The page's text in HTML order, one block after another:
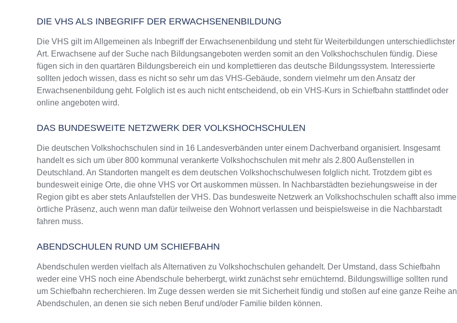
DIE VHS ALS INBEGRIFF DER ERWACHSENENBILDUNG
Die VHS gilt im Allgemeinen als Inbegriff der Erwachsenenbildung und steht für Weiterbildungen unterschiedlichster
Art. Erwachsene auf der Suche nach Bildungsangeboten werden somit an den Volkshochschulen fündig. Diese
fügen sich in den quartären Bildungsbereich ein und komplettieren das deutsche Bildungssystem. Interessierte
sollten jedoch wissen, dass es nicht so sehr um das VHS-Gebäude, sondern vielmehr um den Ansatz der
Erwachsenenbildung geht. Folglich ist es auch nicht entscheidend, ob ein VHS-Kurs in Schiefbahn stattfindet oder
online angeboten wird.
DAS BUNDESWEITE NETZWERK DER VOLKSHOCHSCHULEN
Die deutschen Volkshochschulen sind in 16 Landesverbänden unter einem Dachverband organisiert. Insgesamt
handelt es sich um über 800 kommunal verankerte Volkshochschulen mit mehr als 2.800 Außenstellen in
Deutschland. An Standorten mangelt es dem deutschen Volkshochschulwesen folglich nicht. Trotzdem gibt es
bundesweit einige Orte, die ohne VHS vor Ort auskommen müssen. In Nachbarstädten beziehungsweise in der
Region gibt es aber stets Anlaufstellen der VHS. Das bundesweite Netzwerk an Volkshochschulen schafft also
örtliche Präsenz, auch wenn man dafür teilweise den Wohnort verlassen und beispielsweise in die Nachbarstadt
fahren muss.
ABENDSCHULEN RUND UM SCHIEFBAHN
Abendschulen werden vielfach als Alternativen zu Volkshochschulen gehandelt. Der Umstand, dass Schiefbahn
weder eine VHS noch eine Abendschule beherbergt, wirkt zunächst sehr ernüchternd. Bildungswillige sollten rund
um Schiefbahn recherchieren. Im Zuge dessen werden sie mit Sicherheit fündig und stoßen auf eine ganze Reihe an
Abendschulen, an denen sie sich neben Beruf und/oder Familie bilden können.